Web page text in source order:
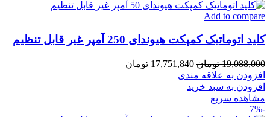
Add to compare
کلید اتوماتیک کمپکت هیوندای 250 آمپر غیر قابل تنظیم
19,088,000 تومان قیمت
اصلی
17,751,840 تومان
افزودن به علاقه مندی
افزودن به سبد خرید
مشاهده سریع
-7%